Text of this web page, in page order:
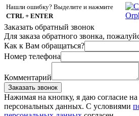
Нашли ошибку? Выделите и нажмите
CTRL + ENTER
Заказать обратный звонок
Для заказа обратного звонка,
Как к Вам обращаться?
Номер телефона
Комментарий
Заказать звонок
Нажимая на кнопку, я даю согласие на
персональных данных. С условиями